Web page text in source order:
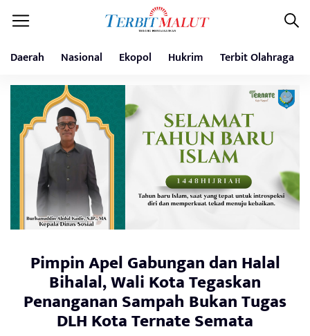
Daerah Nasional Ekopol Hukrim Terbit Olahraga
Pimpin Apel Gabungan dan Halal
Bihalal, Wali Kota Tegaskan
Penanganan Sampah Bukan Tugas
DLH Kota Ternate Semata